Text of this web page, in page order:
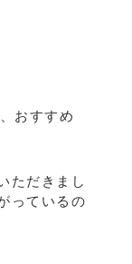
おすすめ
ただきまし
っているの